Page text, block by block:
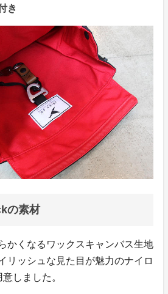
き
の素材
かくなるワックスキャンバス生地
リッシュな見た目が魅力のナイロ
しました。